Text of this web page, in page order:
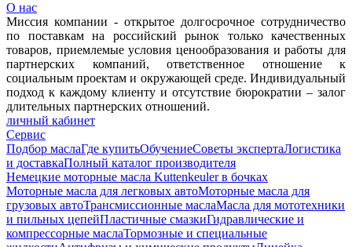
О нас
Миссия компании - открытое долгосрочное сотрудничество
по поставкам на российский рынок только качественных
товаров, приемлемые условия ценообразования и работы для
партнерских компаний, ответственное отношение к
социальным проектам и окружающей среде. Индивидуальный
подход к каждому клиенту и отсутствие бюрократии – залог
длительных партнерских отношений.
личный кабинет
Сервис
Подбор маслаГде купитьОбучениеСоветы экспертаЛогистика
и доставкаПолный каталог производителя
Немецкие моторные масла Kuttenkeuler в бочках
Моторные масла для легковых автоМоторные масла для
грузовых автоТрансмиссионные маслаМасла для мототехники
и пильных цепейПластичные смазкиГидравлические и
компрессорные маслаТормозные и специальные